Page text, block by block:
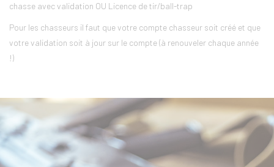
chasse avec validation OU Licence de tir/ball-trap
Pour les chasseurs il faut que votre compte chasseur soit créé et que
votre validation soit à jour sur le compte (à renouveler chaque année
!)